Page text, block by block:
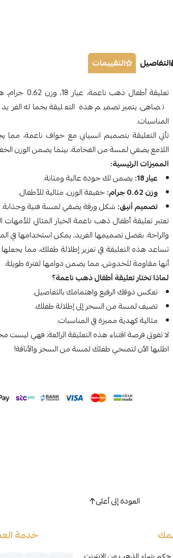
التفاصيل التقييمات
تعليقة أطفال
تضاهى. يتميز تصميم هذه التعليقة بجماله الفريد
المناسبات.
تأتي التعليقة بتصميم انسيابي مع حواف ناعمة، مما
اللامع يضفي لمسة من الفخامة، بينما يضمن الوزن
المميزات الرئيسية:
عيار 18:
يضمن لك جودة عالية ومتانة.
وزن 0.62 جرام:
خفيفة الوزن، مثالية للأطفال.
تصميم أنيق: شكل ورقة يضفي لمسة فنية وجذابة.
تعتبر تعليقة أطفال ذهب ناعمة الخيار المثالي
والراحة. بفضل تصميمها الفريد، يمكن استخدامها في
تساعد هذه التعليقة في تعزيز إطلالة طفلك، مما
أنها مقاومة للخدوش، مما يضمن دوامها لفترة طويلة.
لماذا تختار تعليقة أطفال ذهب ناعمة؟
تعكس ذوقك الرفيع واهتمامك بالتفاصيل.
تضيف لمسة من السحر إلى إطلالة طفلك.
مثالية كهدية مميزة في المناسبات.
لا تفوتي فرصة اقتناء هذه التعليقة الرائعة، فهي
اطلبها الآن لتمنحي طفلك لمسة من السحر والأناقة!
العودة إلى أعلى
خدمة